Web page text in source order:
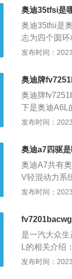
驾驶员倾斜
置身于跑车
仿桃木装饰
奥迪35tfsi是
奥迪35tfsi是
志为四个圆
品牌500强排
u)的奥迪（
的漫游者汽
车工业的进
发布时间：
奥迪牌
奥迪牌
下是奥迪A6L
480mm，轴
面：全新A6L
2.0T车型配
扭矩320N·m
发布时间：
奥迪a7四驱
奥迪A7共有
V轻混动力系
简约而优美
门护板共同
视觉延展性
的奥迪五门
发布时间：
是一汽大众
L的相关介绍
型，前身
发布时间：